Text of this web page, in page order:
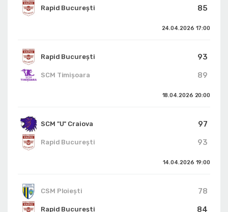
85
Rapid București
24.04.2026 17:00
Rapid București
93
89
SCM Timișoara
18.04.2026 20:00
SCM "U" Craiova
97
93
Rapid București
14.04.2026 19:00
CSM Ploiești
78
84
Rapid București